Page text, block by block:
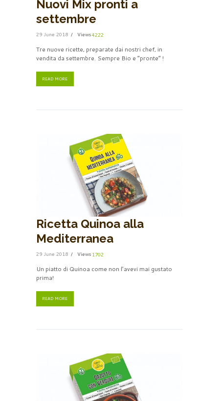
Nuovi Mix pronti a
settembre
29 June 2018 Views4222
Tre nuove ricette, preparate dai nostri chef, in
vendita da settembre. Sempre Bio e “pronte” !
READ MORE
Ricetta Quinoa alla
Mediterranea
29 June 2018 Views 1702
Un piatto di Quinoa come non l’avevi mai gustato
prima!
READ MORE